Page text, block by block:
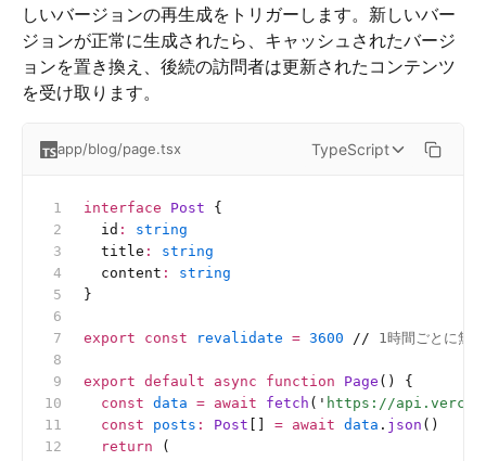
しいバージョンの再生成をトリガーします。新しいバー
ジョンが正常に生成されたら、キャッシュされたバージ
ョンを置き換え、後続の訪問者は更新されたコンテンツ
を受け取ります。
app/blog/page.tsx TypeScript
interface Post {
  id
:
string
  title
:
string
  content
:
string
}
export const revalidate = 3600 // 1時間ごとに無
export default async function Page () {
  const
data = await fetch ( ' https://
  const
posts : Post = await data . json ()
  return
(